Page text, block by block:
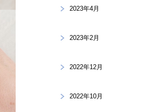
2023年4月
2023年2月
2022年12月
2022年10月